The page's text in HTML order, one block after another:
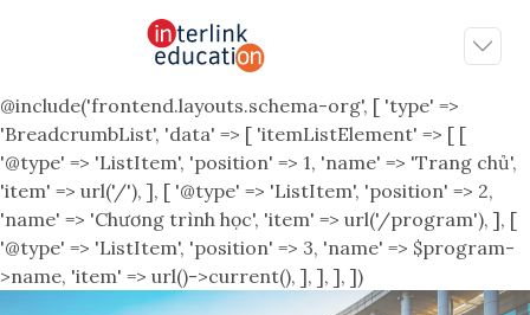
@include('frontend.layouts.schema-org', [ 'type' =>
'BreadcrumbList', 'data' => [ 'itemListElement' => [ [
'@type' => 'ListItem', 'position' => 1, 'name' => 'Trang chủ',
'item' => url('/'), ], [ '@type' => 'ListItem', 'position' => 2,
'name' => 'Chương trình học', 'item' => url('/program'), ], [
'@type' => 'ListItem', 'position' => 3, 'name' => $program-
>name, 'item' => url()->current(), ], ], ], ])